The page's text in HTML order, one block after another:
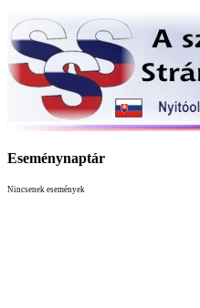
Eseménynaptár
Nincsenek események